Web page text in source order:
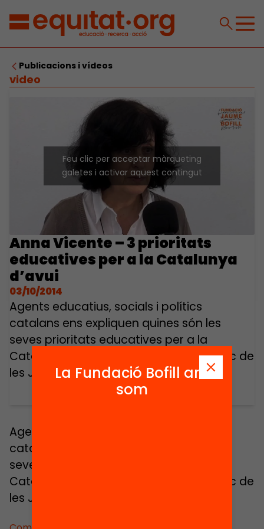
Publicacions i vídeos
video
Feu clic per acceptar màrqueting
galetes i activar aquest contingut
Anna Vicente – 3 prioritats
educatives per a la Catalunya
d’avui
03/10/2014
Agents educatius, socials i polítics
catalans ens expliquen quines són les
seves prioritats educatives per a la
Catalunya d’avui. Intervenció en el marc de
les Jornades Educació Avui 2012.
Agents educatius, socials i polítics
catalans ens expliquen quines són les
seves prioritats educatives per a la
Catalunya d’avui. Intervenció en el marc de
les Jornades Educació Avui 2012.
La Fundació Bofill ara
som